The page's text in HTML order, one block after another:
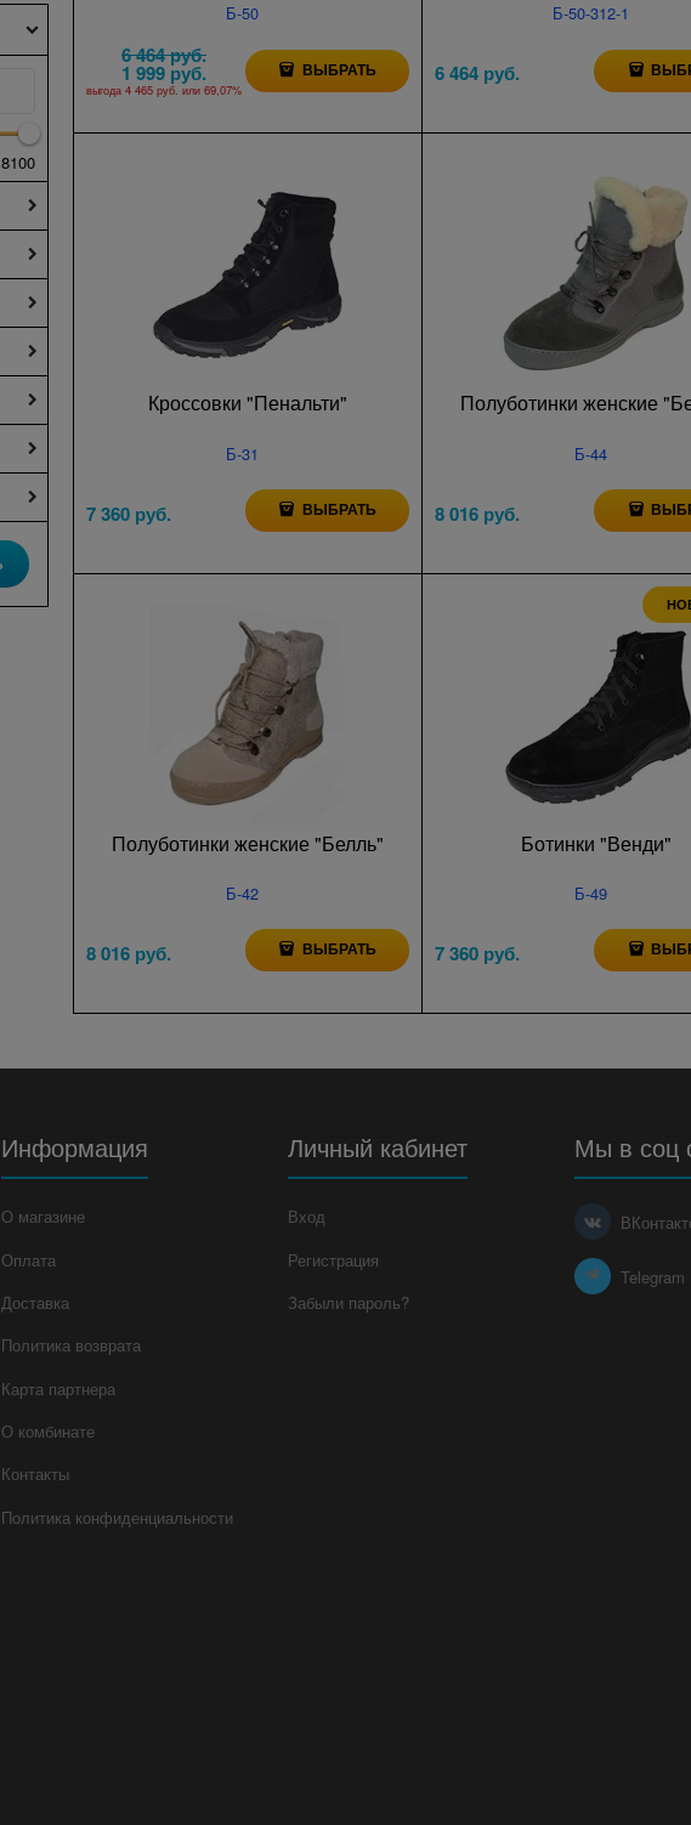
8100
Б-50
6 464 руб.
1 999 руб.
выгода 4 465 руб. или 69,07%
ВЫБРАТЬ
Б-50-312-1
6 464 руб.
Кроссовки "Пенальти"
Б-31
7 360 руб. ВЫБРАТЬ
Полуботинки женские
Б-44
8 016 руб.
Полуботинки женские "Белль"
Б-42
8 016 руб. ВЫБРАТЬ
Ботинки "Венди"
Б-49
7 360 руб.
Информация
О магазине
Оплата
Доставка
Политика возврата
Карта партнера
О комбинате
Контакты
Политика конфиденциальности
Личный кабинет
Вход
Регистрация
Забыли пароль?
Мы в соц
Telegram